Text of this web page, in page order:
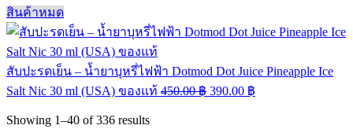
สินค้าหมด
สับปะรดเย็น – น้ำยาบุหรี่ไฟฟ้า Dotmod Dot Juice Pineapple Ice
Salt Nic 30 ml (USA) ของแท้ 450.00฿ 390.00 ฿
Showing 1–40 of336 results